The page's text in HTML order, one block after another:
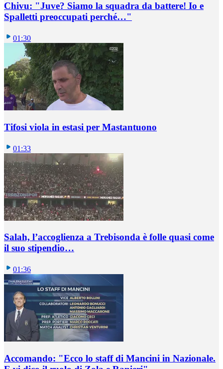
Chivu: "Juve? Siamo la squadra da battere! Io e
Spalletti preoccupati perché…"
01:30
Tifosi viola in estasi per Mastantuono
01:33
Salah, l’accoglienza a Trebisonda è folle quasi come
il suo stipendio…
01:36
Accomando: "Ecco lo staff di Mancini in Nazionale.